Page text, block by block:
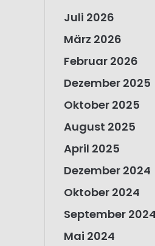
Juli 2026
März 2026
Februar 2026
Dezember 2025
Oktober 2025
August 2025
April 2025
Dezember 2024
Oktober 2024
September 2024
Mai 2024